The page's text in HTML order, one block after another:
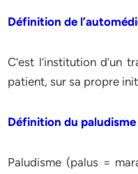
Définition de
C’est l’institution d’un
patient, sur sa propre
Définition du paludisme
Paludisme (palus =